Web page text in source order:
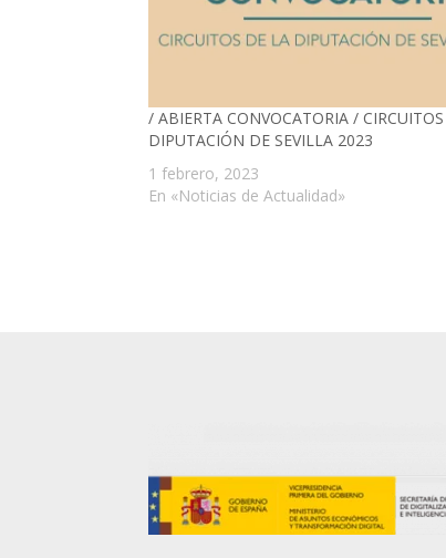
/ ABIERTA CONVOCATORIA /
DIPUTACIÓN DE SEVILLA 2023
1 febrero, 2023
En «Noticias de Actualidad»